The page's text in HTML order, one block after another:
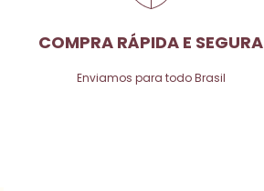
COMPRA RÁPIDA E SEGURA
Enviamos para todo Brasil